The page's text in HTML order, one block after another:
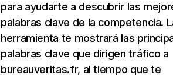
para ayudarte a descubrir las
palabras clave de la competencia.
herramienta te mostrará las
palabras clave que dirigen tráfico a
bureauveritas.fr, al tiempo que te